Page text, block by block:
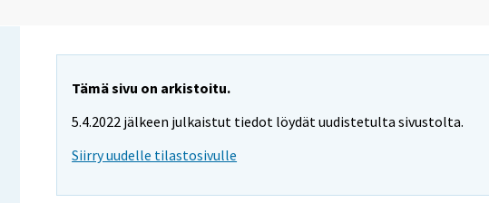
Tämä sivu on arkistoitu.
5.4.2022 jälkeen julkaistut tiedot löydät uudistetulta sivustolta.
Siirry uudelle tilastosivulle